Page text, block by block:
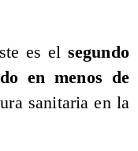
es el segundo
en menos de
sanitaria en la